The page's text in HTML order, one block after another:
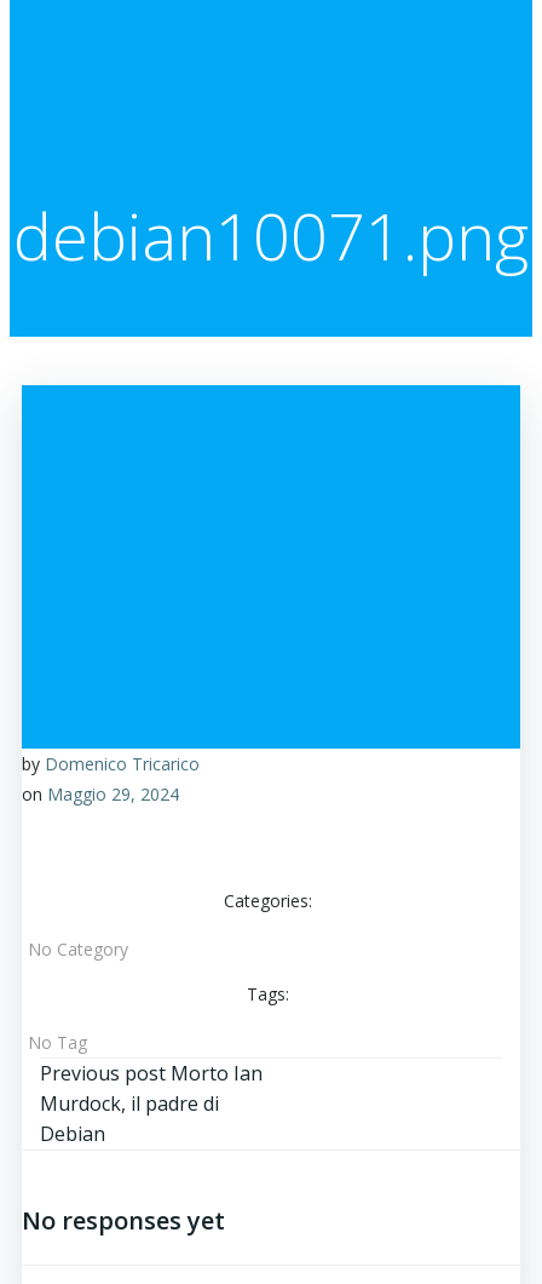
debian10071.png
by Domenico Tricarico
on Maggio 29, 2024
Categories:
No Category
Tags:
No Tag
Post
navigation
Previous post Morto Ian
Murdock, il padre di
Debian
No responses yet